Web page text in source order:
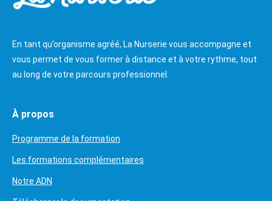
En tant qu’organisme agréé, La Nurserie vous accompagne et
vous permet de vous former à distance et à votre rythme, tout
au long de votre parcours professionnel.
À propos
Programme de la formation
Les formations complémentaires
Notre ADN